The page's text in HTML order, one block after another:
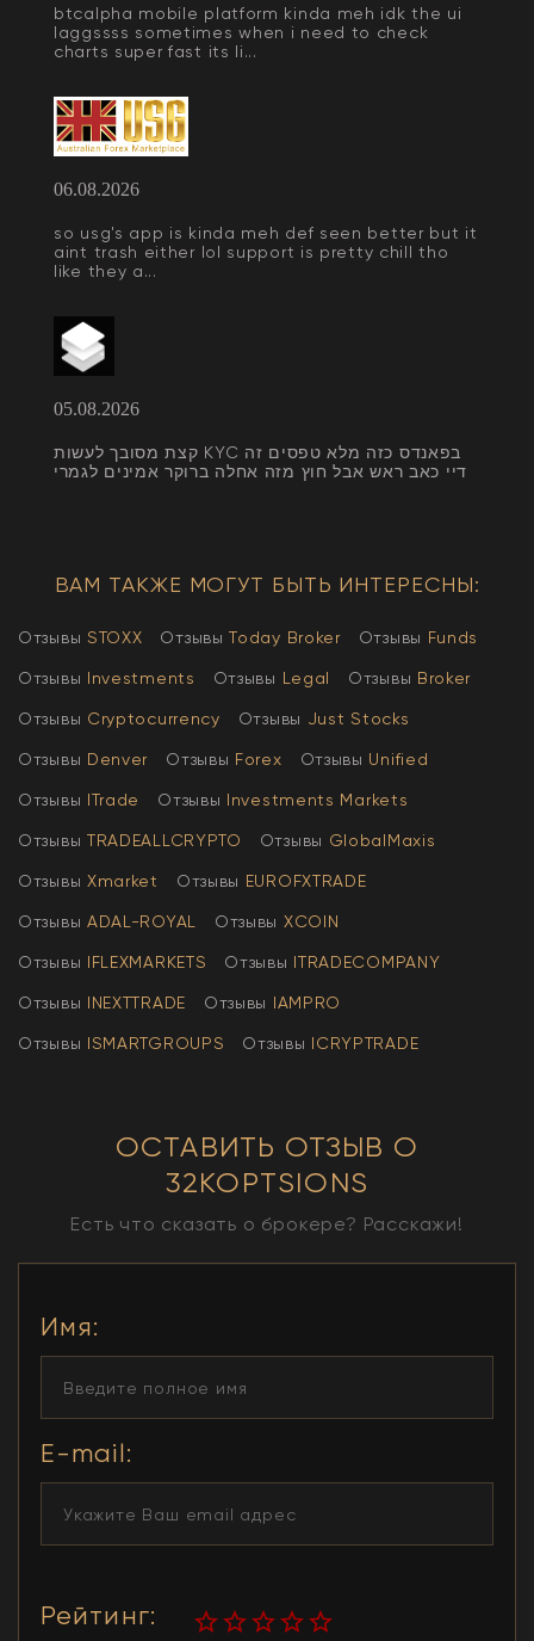
btcalpha mobile platform kinda meh idk the ui
laggssss sometimes when i need to check
charts super fast its li...
06.08.2026
so usg's app is kinda meh def seen better but it
aint trash either lol support is pretty chill tho
like they a...
05.08.2026
קצת מסובך לעשות KYC בפאנדס כזה מלא טפסים זה
דיי כאב ראש אבל חוץ מזה אחלה ברוקר אמינים לגמרי
ВАМ ТАКЖЕ МОГУТ БЫТЬ ИНТЕРЕСНЫ:
Отзывы STOXX Отзывы Today Broker Отзывы Funds
Отзывы Investments Отзывы Legal Отзывы Broker
Отзывы Cryptocurrency Отзывы Just Stocks
Отзывы Denver Отзывы Forex Отзывы Unified
Отзывы ITrade Отзывы Investments Markets
Отзывы TRADEALLCRYPTO Отзывы GlobalMaxis
Отзывы Xmarket Отзывы EUROFXTRADE
Отзывы АDAL-ROYAL Отзывы XCOIN
Отзывы IFLEXMARKETS Отзывы ITRADECOMPANY
Отзывы INEXTTRADE Отзывы IAMPRO
Отзывы ISMARTGROUPS Отзывы ICRYPTRADE
ОСТАВИТЬ ОТЗЫВ О
32KOPTSIONS
Есть что сказать о брокере? Расскажи!
Имя:
E-mail:
Рейтинг: